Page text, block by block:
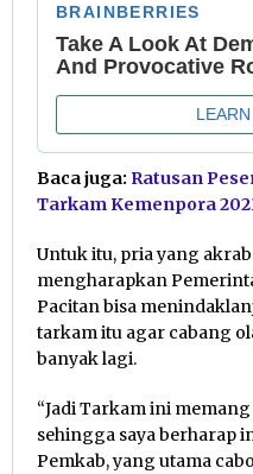
Baca juga: Ratusan
Tarkam Kemenpora
Untuk itu, pria yang
mengharapkan
Pacitan bisa
tarkam itu agar cabang
banyak lagi.
“Jadi Tarkam ini
sehingga saya berharap
Pemkab, yang utama